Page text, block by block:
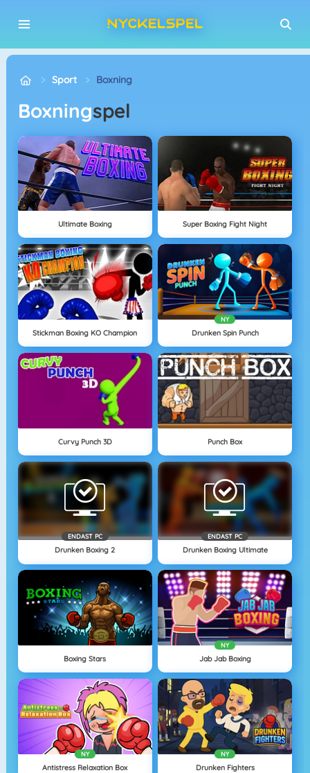
Sport Boxning
Boxningspel
Ultimate Boxing Super Boxing Fight Night
Stickman Boxing KO Champion
NY
Drunken Spin Punch
Curvy Punch 3D Punch Box
ENDAST PC
Drunken Boxing 2
ENDAST PC
Drunken Boxing Ultimate
Boxing Stars
NY
Jab Jab Boxing
NY
Antistress Relaxation Box
NY
Drunken Fighters